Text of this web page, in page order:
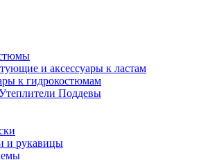
и аксессуары к ластам
к гидрокостюмам
Поддевы
и рукавицы